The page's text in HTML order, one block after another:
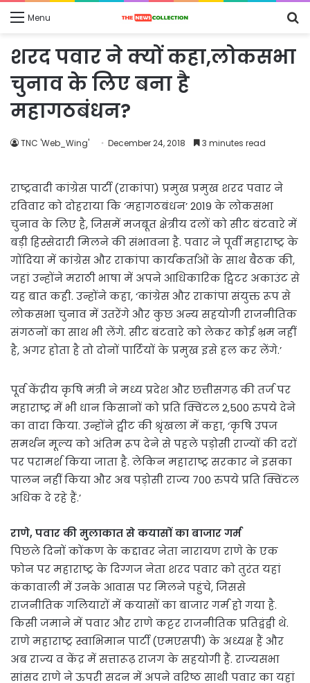
Menu
शरद पवार ने क्यों कहा,लोकसभा
चुनाव के लिए बना है
महागठबंधन?
TNC 'Web_Wing' December 24, 2018 3 minutes read
राष्ट्रवादी कांग्रेस पार्टी (राकांपा) प्रमुख प्रमुख शरद पवार ने
रविवार को दोहराया कि ‘महागठबंधन’ 2019 के लोकसभा
चुनाव के लिए है, जिसमें मजबूत क्षेत्रीय दलों को सीट बंटवारे में
बड़ी हिस्सेदारी मिलने की संभावना है. पवार ने पूर्वी महाराष्ट्र के
गोंदिया में कांग्रेस और राकांपा कार्यकर्ताओं के साथ बैठक की,
जहां उन्होंने मराठी भाषा में अपने आधिकारिक ट्विटर अकाउंट से
यह बात कही. उन्होंने कहा, ‘कांग्रेस और राकांपा संयुक्त रूप से
लोकसभा चुनाव में उतरेंगे और कुछ अन्य सहयोगी राजनीतिक
संगठनों का साथ भी लेंगे. सीट बंटवारे को लेकर कोई भ्रम नहीं
है, अगर होता है तो दोनों पार्टियों के प्रमुख इसे हल कर लेंगे.’
पूर्व केंद्रीय कृषि मंत्री ने मध्य प्रदेश और छत्तीसगढ़ की तर्ज पर
महाराष्ट्र में भी धान किसानों को प्रति क्विंटल 2,500 रुपये देने
का वादा किया. उन्होंने ट्वीट की श्रृंखला में कहा, ‘कृषि उपज
समर्थन मूल्य को अंतिम रूप देने से पहले पड़ोसी राज्यों की दरों
पर परामर्श किया जाता है. लेकिन महाराष्ट्र सरकार ने इसका
पालन नहीं किया और अब पड़ोसी राज्य 700 रुपये प्रति क्विंटल
अधिक दे रहे हैं.’
राणे, पवार की मुलाकात से कयासों का बाजार गर्म
पिछले दिनों कोंकण के कद्दावर नेता नारायण राणे के एक
फोन पर महाराष्ट्र के दिग्गज नेता शरद पवार को तुरंत यहां
कंकावाली में उनके आवास पर मिलने पहुंचे, जिससे
राजनीतिक गलियारों में कयासों का बाजार गर्म हो गया है.
किसी जमाने में पवार और राणे कट्टर राजनीतिक प्रतिद्वंद्वी थे.
राणे महाराष्ट्र स्वाभिमान पार्टी (एमएसपी) के अध्यक्ष हैं और
अब राज्य व केंद्र में सत्तारूढ़ राजग के सहयोगी हैं. राज्यसभा
सांसद राणे ने ऊपरी सदन में अपने वरिष्ठ साथी पवार का यहां